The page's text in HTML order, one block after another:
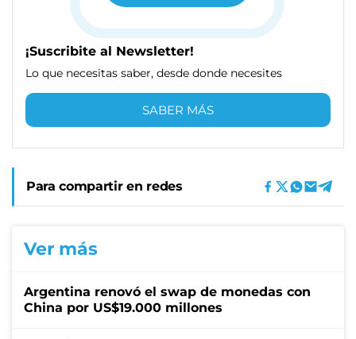
¡Suscribite al Newsletter!
Lo que necesitas saber, desde donde necesites
SABER MÁS
Para compartir en redes
Ver más
Argentina renovó el swap de monedas con
China por US$19.000 millones